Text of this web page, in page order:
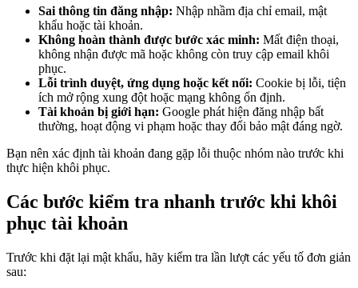
Sai thông tin đăng nhập: Nhập nhầm địa chỉ email, mật
khẩu hoặc tài khoản.
Không hoàn thành được bước xác minh: Mất điện thoại,
không nhận được mã hoặc không còn truy cập email khôi
phục.
Lỗi trình duyệt, ứng dụng hoặc kết nối: Cookie bị lỗi, tiện
ích mở rộng xung đột hoặc mạng không ổn định.
Tài khoản bị giới hạn: Google phát hiện đăng nhập bất
thường, hoạt động vi phạm hoặc thay đổi bảo mật đáng ngờ.
Bạn nên xác định tài khoản đang gặp lỗi thuộc nhóm nào trước khi
thực hiện khôi phục.
Các bước kiểm tra nhanh trước khi khôi
phục tài khoản
Trước khi đặt lại mật khẩu, hãy kiểm tra lần lượt các yếu tố đơn giản
sau: